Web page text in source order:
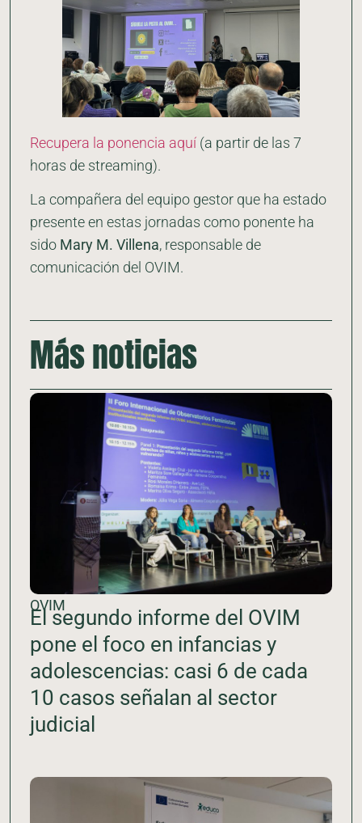
Recupera la ponencia aquí (a partir de las 7
horas de streaming).
La compañera del equipo gestor que ha estado
presente en estas jornadas como ponente ha
sido Mary M. Villena, responsable de
comunicación del OVIM.
Más noticias
OVIM
El segundo informe del OVIM
pone el foco en infancias y
adolescencias: casi 6 de cada
10 casos señalan al sector
judicial